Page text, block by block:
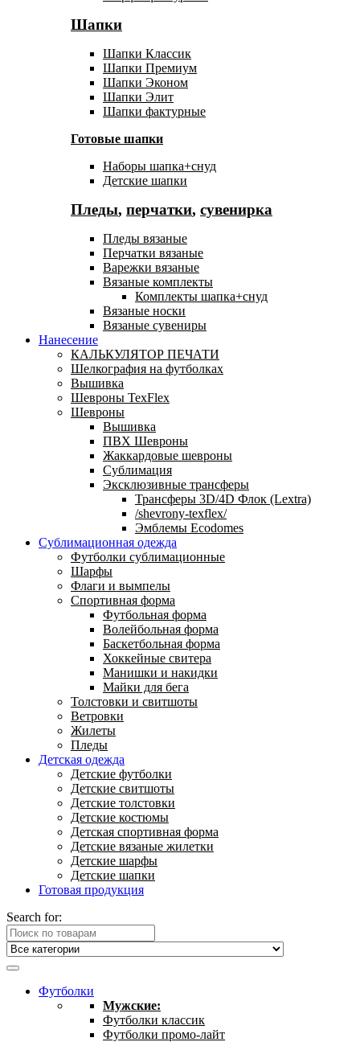
Шапки
Шапки Классик
Шапки Премиум
Шапки Эконом
Шапки Элит
Шапки фактурные
Готовые шапки
Наборы шапка+снуд
Детские шапки
Пледы, перчатки, сувенирка
Пледы вязаные
Перчатки вязаные
Варежки вязаные
Вязаные комплекты
Комплекты шапка+снуд
Вязаные носки
Вязаные сувениры
Нанесение
КАЛЬКУЛЯТОР ПЕЧАТИ
Шелкография на футболках
Вышивка
Шевроны TexFlex
Шевроны
Вышивка
ПВХ Шевроны
Жаккардовые шевроны
Сублимация
Эксклюзивные трансферы
Трансферы 3D/4D Флок (Lextra)
/shevrony-texflex/
Эмблемы Ecodomes
Сублимационная одежда
Футболки сублимационные
Шарфы
Флаги и вымпелы
Спортивная форма
Футбольная форма
Волейбольная форма
Баскетбольная форма
Хоккейные свитера
Манишки и накидки
Майки для бега
Толстовки и свитшоты
Ветровки
Жилеты
Пледы
Детская одежда
Детские футболки
Детские свитшоты
Детские толстовки
Детские костюмы
Детская спортивная форма
Детские вязаные жилетки
Детские шарфы
Детские шапки
Готовая продукция
Search for:
Футболки
Мужские:
Футболки классик
Футболки промо-лайт